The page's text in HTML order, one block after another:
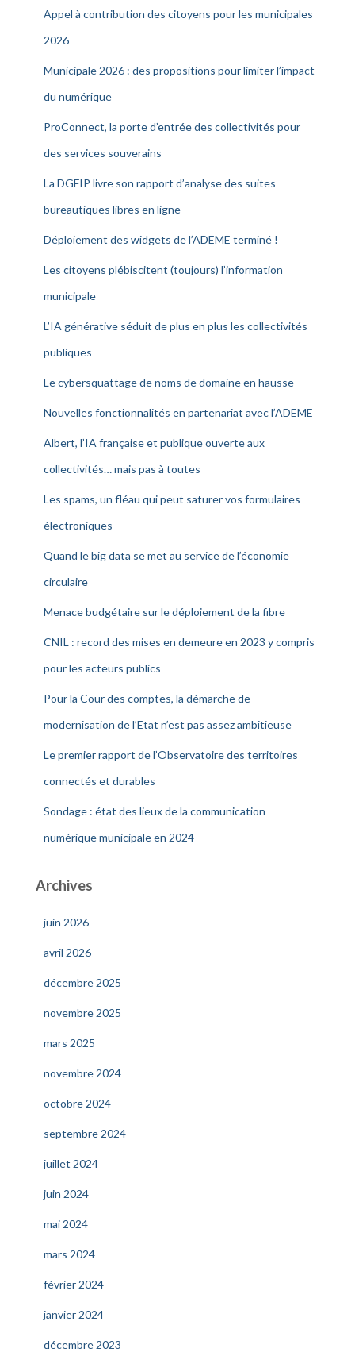
Appel à contribution des citoyens pour les municipales
2026
Municipale 2026 : des propositions pour limiter l’impact
du numérique
ProConnect, la porte d’entrée des collectivités pour
des services souverains
La DGFIP livre son rapport d’analyse des suites
bureautiques libres en ligne
Déploiement des widgets de l’ADEME terminé !
Les citoyens plébiscitent (toujours) l’information
municipale
L’IA générative séduit de plus en plus les collectivités
publiques
Le cybersquattage de noms de domaine en hausse
Nouvelles fonctionnalités en partenariat avec l’ADEME
Albert, l’IA française et publique ouverte aux
collectivités… mais pas à toutes
Les spams, un fléau qui peut saturer vos formulaires
électroniques
Quand le big data se met au service de l’économie
circulaire
Menace budgétaire sur le déploiement de la fibre
CNIL : record des mises en demeure en 2023 y compris
pour les acteurs publics
Pour la Cour des comptes, la démarche de
modernisation de l’Etat n’est pas assez ambitieuse
Le premier rapport de l’Observatoire des territoires
connectés et durables
Sondage : état des lieux de la communication
numérique municipale en 2024
Archives
juin 2026
avril 2026
décembre 2025
novembre 2025
mars 2025
novembre 2024
octobre 2024
septembre 2024
juillet 2024
juin 2024
mai 2024
mars 2024
février 2024
janvier 2024
décembre 2023